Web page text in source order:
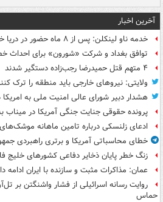
آخرین اخبار
خدمه ناو لینکلن: پس از ۸ ماه حضور در دریا خسته و درمانده‌ شدیم
توافق بغداد و شرکت «شورون» برای احداث
۴ متهم قتل حمیدرضا رجب‌زاده دستگیر شدند
ولایتی: نیروهای خارجی باید منطقه را ترک
هشدار دبیر شورای عالی امنیت ملی به امریکا
پرونده حقوقی جنایت جنگی آمریکا در میناب
ادعای زلنسکی درباره تامین ماهانه
خطای محاسباتی آمریکا و برتری راهبردی
زنگ خطر پایان ذخایر دفاعی کشورهای خلیج
عمان: مذاکرات مثبت و سازنده با ایران ادامه
روایت رسانه اسرائیلی از فشار واشنگتن بر
حماس